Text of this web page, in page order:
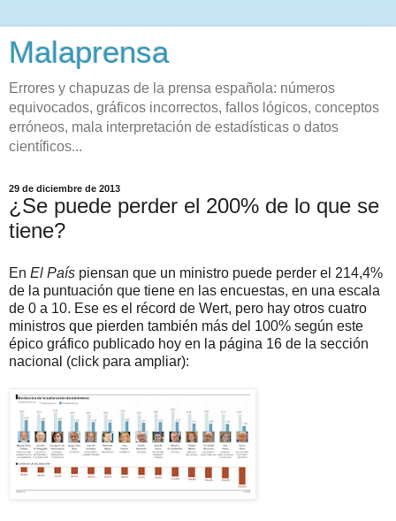
Malaprensa
Errores y chapuzas de la prensa española: números
equivocados, gráficos incorrectos, fallos lógicos, conceptos
erróneos, mala interpretación de estadísticas o datos
científicos...
29 de diciembre de 2013
¿Se puede perder el 200% de lo que se
tiene?
En El País piensan que un ministro puede perder el 214,4%
de la puntuación que tiene en las encuestas, en una escala
de 0 a 10. Ese es el récord de Wert, pero hay otros cuatro
ministros que pierden también más del 100% según este
épico gráfico publicado hoy en la página 16 de la sección
nacional (click para ampliar):